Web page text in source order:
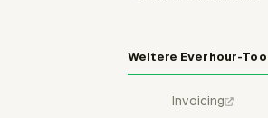
Weitere Everhour-
Invoicing